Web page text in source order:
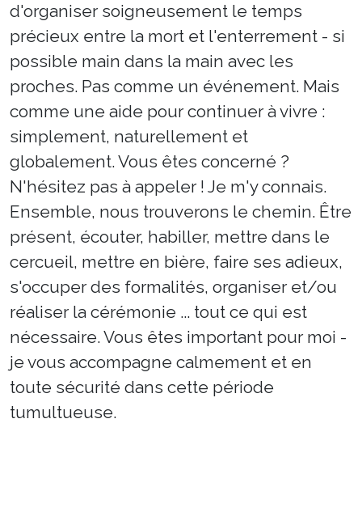
d'organiser soigneusement le temps
précieux entre la mort et l'enterrement - si
possible main dans la main avec les
proches. Pas comme un événement. Mais
comme une aide pour continuer à vivre :
simplement, naturellement et
globalement. Vous êtes concerné ?
N'hésitez pas à appeler ! Je m'y connais.
Ensemble, nous trouverons le chemin. Être
présent, écouter, habiller, mettre dans le
cercueil, mettre en bière, faire ses adieux,
s'occuper des formalités, organiser et/ou
réaliser la cérémonie ... tout ce qui est
nécessaire. Vous êtes important pour moi -
je vous accompagne calmement et en
toute sécurité dans cette période
tumultueuse.